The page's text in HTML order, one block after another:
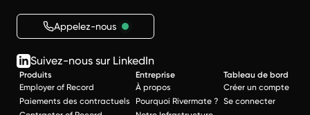
Appelez-nous
Suivez-nous sur LinkedIn
Produits
Employer of Record
Paiements des contractuels
Entreprise
À propos
Pourquoi Rivermate ?
Tableau de bord
Créer un compte
Se connecter